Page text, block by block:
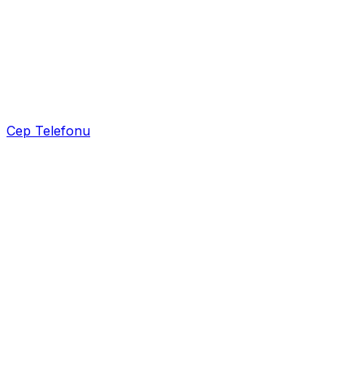
Cep Telefonu